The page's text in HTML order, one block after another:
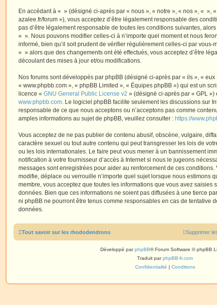
En accédant à « » (désigné ci-après par « nous », « notre », « nos », « »,
azalee.fr/forum »), vous acceptez d’être légalement responsable des
pas d’être légalement responsable de toutes les conditions suivantes,
« ». Nous pouvons modifier celles-ci à n’importe quel moment et nous
informé, bien qu’il soit prudent de vérifier régulièrement celles-ci par vous-
« » alors que des changements ont été effectués, vous acceptez d’être
découlant des mises à jour et/ou modifications.
Nos forums sont développés par phpBB (désigné ci-après par « ils », «
« www.phpbb.com », « phpBB Limited », « Équipes phpBB ») qui est un
licence « GNU General Public License v2 » (désigné ci-après par « GPL
www.phpbb.com. Le logiciel phpBB facilite seulement les discussions sur
responsable de ce que nous acceptons ou n’acceptons pas comme
amples informations au sujet de phpBB, veuillez consulter : https://
Vous acceptez de ne pas publier de contenu abusif, obscène, vulgaire,
caractère sexuel ou tout autre contenu qui peut transgresser les lois de
ou les lois internationales. Le faire peut vous mener à un bannissement
notification à votre fournisseur d’accès à Internet si nous le jugeons
messages sont enregistrées pour aider au renforcement de ces
modifie, déplace ou verrouille n’importe quel sujet lorsque nous estimons
membre, vous acceptez que toutes les informations que vous avez saisies
données. Bien que ces informations ne soient pas diffusées à une tierce
ni phpBB ne pourront être tenus comme responsables en cas de tentative
données.
Tout savoir sur les rhododendrons Supprimer
Développé parphpBB® Forum Software © phpBB
Traduit parphpBB-fr.com
Confidentialité | Conditions